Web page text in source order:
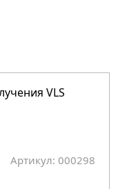
VLS
Артикул: 000298